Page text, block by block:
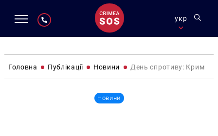
укр
Головна Публікації Новини День спротиву:
Новини